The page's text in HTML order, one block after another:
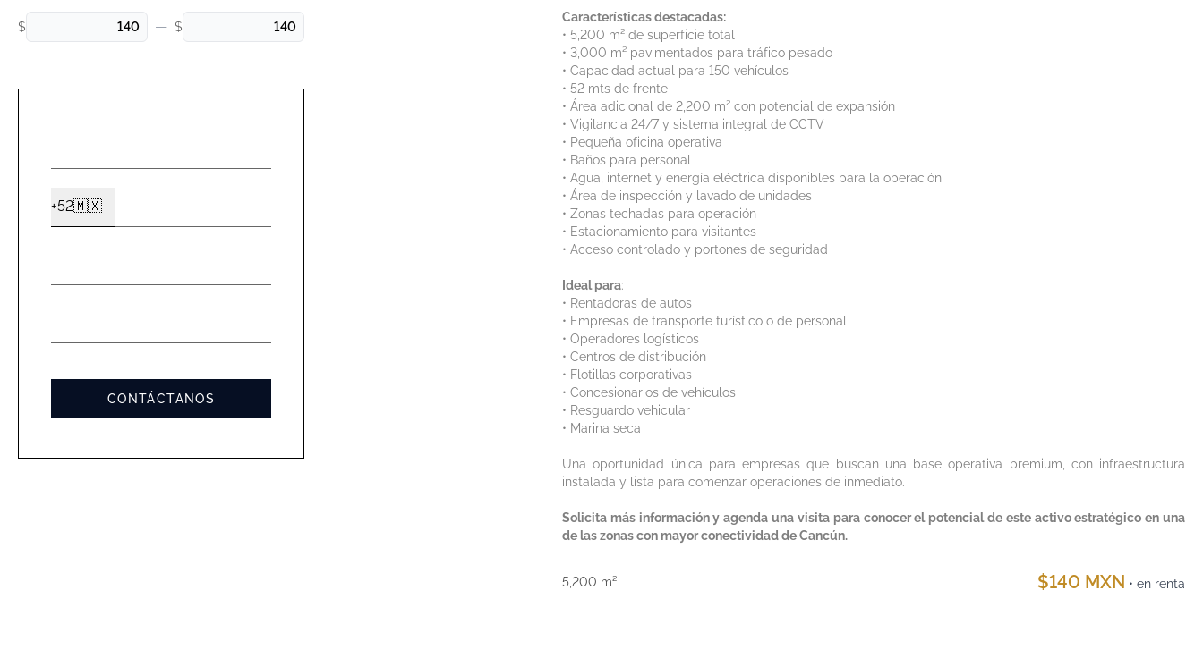
$ — $
Ext2
+52🇲🇽
CONTÁCTANOS
Características destacadas:
• 5,200 m² de superficie total
• 3,000 m² pavimentados para tráfico pesado
• Capacidad actual para 150 vehículos
• 52 mts de frente
• Área adicional de 2,200 m² con potencial de expansión
• Vigilancia 24/7 y sistema integral de CCTV
• Pequeña oficina operativa
• Baños para personal
• Agua, internet y energía eléctrica disponibles para la operación
• Área de inspección y lavado de unidades
• Zonas techadas para operación
• Estacionamiento para visitantes
• Acceso controlado y portones de seguridad
Ideal para:
• Rentadoras de autos
• Empresas de transporte turístico o de personal
• Operadores logísticos
• Centros de distribución
• Flotillas corporativas
• Concesionarios de vehículos
• Resguardo vehicular
• Marina seca
Una oportunidad única para empresas que buscan una base operativa premium, con infraestructura
instalada y lista para comenzar operaciones de inmediato.
Solicita más información y agenda una visita para conocer el potencial de este activo estratégico en una
de las zonas con mayor conectividad de Cancún.
5,200 m² $140 MXN • en renta